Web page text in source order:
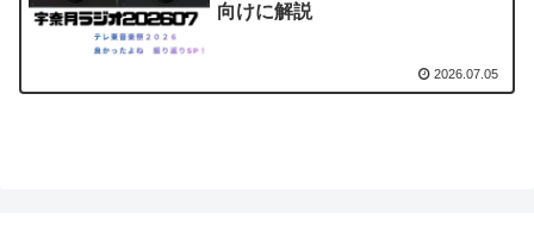
向けに解説
2026.07.05